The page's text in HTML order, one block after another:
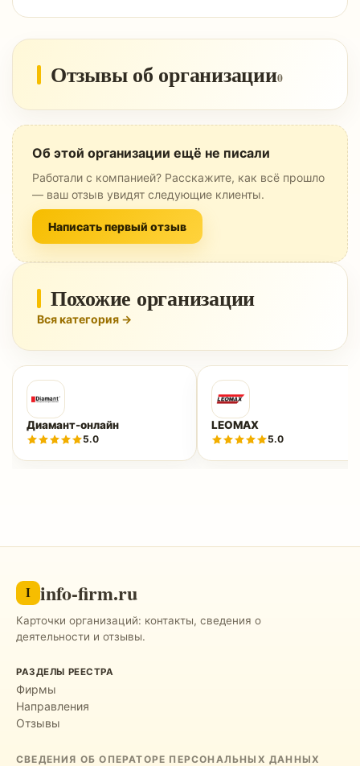
Отзывы об организации0
Об этой организации ещё не писали
Работали с компанией? Расскажите, как всё прошло
— ваш отзыв увидят следующие клиенты.
Написать первый отзыв
Похожие организации
Вся категория →
Диамант-онлайн
5.0
LEOMAX
5.0
I info-firm.ru
Карточки организаций: контакты, сведения о
деятельности и отзывы.
РАЗДЕЛЫ РЕЕСТРА
Фирмы
Направления
Отзывы
СВЕДЕНИЯ ОБ ОПЕРАТОРЕ ПЕРСОНАЛЬНЫХ ДАННЫХ